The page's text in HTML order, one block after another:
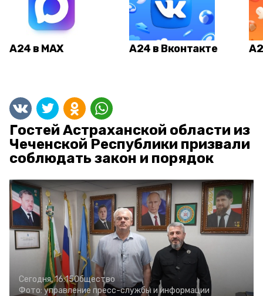
А24 в MAX А24 в Вконтакте
Гостей Астраханской области из
Чеченской Республики призвали
соблюдать закон и порядок
Сегодня, 16:15Общество
Фото: управление пресс-службы и информации